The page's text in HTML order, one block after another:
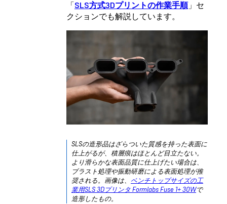
「SLS方式3Dプリントの作業手順」セ
クションでも解説しています。
SLSの造形品はざらついた質感を持った表面に
仕上がるが、積層痕はほとんど目立たない。
より滑らかな表面品質に仕上げたい場合は、
ブラスト処理や振動研磨による表面処理が推
奨される。画像は、 ベンチトップサイズの工
業用SLS 3Dプリンタ Formlabs Fuse 1+ 30Wで
造形したもの。